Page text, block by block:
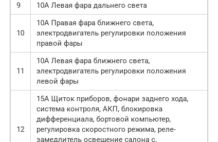
9
10А Левая фара дальнего света
10
10А Правая фара ближнего света,
электродвигатель регулировки положения
правой фары
11
10А Левая фара ближнего света,
электродвигатель регулировки положения
левой фары
12
15А Щиток приборов, фонари заднего хода,
система контроля, АКП, блокировка
дифференциала, бортовой компьютер,
регулировка скоростного режима, реле-
замедлитель освещение салона с,